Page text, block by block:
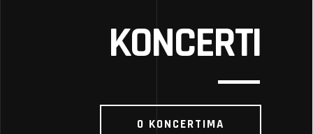
KONCERTI
O KONCERTIMA